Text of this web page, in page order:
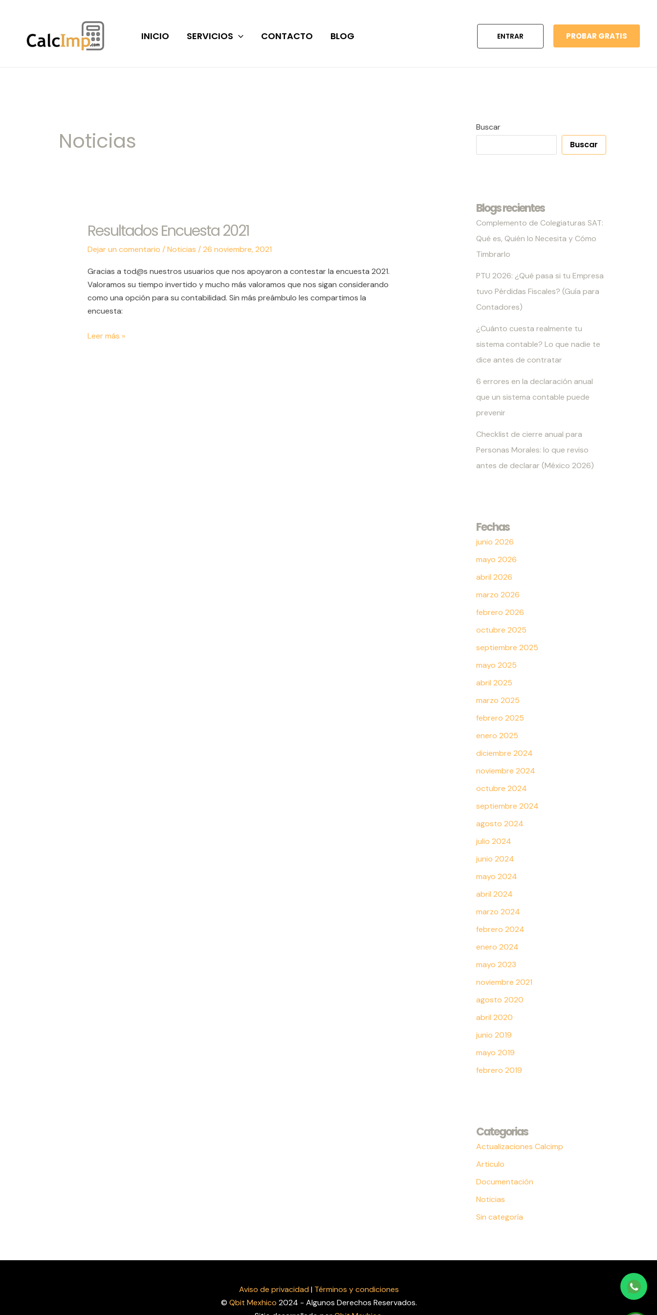
contenido
INICIO SERVICIOS CONTACTO BLOG ENTRAR PROBAR GRATIS
Noticias
Resultados Encuesta 2021
Dejar un comentario /Noticias /26 noviembre, 2021
Gracias a tod@s nuestros usuarios que nos apoyaron a contestar la encuesta 2021.
Valoramos su tiempo invertido y mucho más valoramos que nos sigan considerando
como una opción para su contabilidad. Sin más preámbulo les compartimos la
encuesta:
Resultados
2021
Leer más »
Buscar
Buscar
Blogs recientes
Complemento de Colegiaturas SAT:
Qué es, Quién lo Necesita y Cómo
Timbrarlo
PTU 2026: ¿Qué pasa si tu Empresa
tuvo Pérdidas Fiscales? (Guía para
Contadores)
¿Cuánto cuesta realmente tu
sistema contable? Lo que nadie te
dice antes de contratar
6 errores en la declaración anual
que un sistema contable puede
prevenir
Checklist de cierre anual para
Personas Morales: lo que reviso
antes de declarar (México 2026)
Fechas
junio 2026
mayo 2026
abril 2026
marzo 2026
febrero 2026
octubre 2025
septiembre 2025
mayo 2025
abril 2025
marzo 2025
febrero 2025
enero 2025
diciembre 2024
noviembre 2024
octubre 2024
septiembre 2024
agosto 2024
julio 2024
junio 2024
mayo 2024
abril 2024
marzo 2024
febrero 2024
enero 2024
mayo 2023
noviembre 2021
agosto 2020
abril 2020
junio 2019
mayo 2019
febrero 2019
Categorias
Actualizaciones Calcimp
Articulo
Documentación
Noticias
Sin categoría
Aviso de privacidad| Términos y condiciones
© Qbit Mexhico 2024 - Algunos Derechos Reservados.